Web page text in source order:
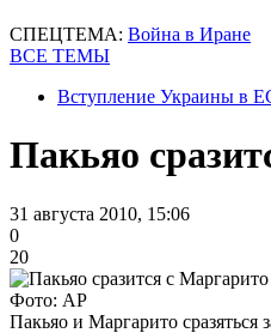
СПЕЦТЕМА: Война в Иране
ВСЕ ТЕМЫ
Вступление Украины в
Пакьяо
31 августа 2010, 15:06
0
20
Фото: АР
Пакьяо и Маргарито сразяться